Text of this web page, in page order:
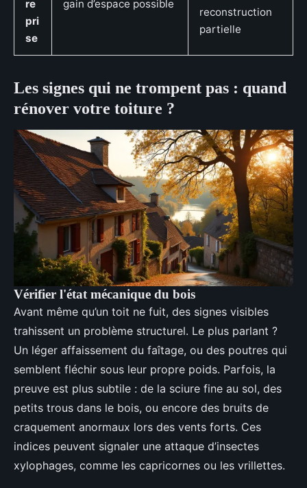
re
pri
se
gain d’espace possible
reconstruction
partielle
Les signes qui ne trompent pas : quand
rénover votre toiture ?
Vérifier l'état mécanique du bois
Avant même qu’un toit ne fuit, des signes visibles
trahissent un problème structurel. Le plus parlant ?
Un léger affaissement du faîtage, ou des poutres qui
semblent fléchir sous leur propre poids. Parfois, la
preuve est plus subtile : de la sciure fine au sol, des
petits trous dans le bois, ou encore des bruits de
craquement anormaux lors des vents forts. Ces
indices peuvent signaler une attaque d’insectes
xylophages, comme les capricornes ou les vrillettes.